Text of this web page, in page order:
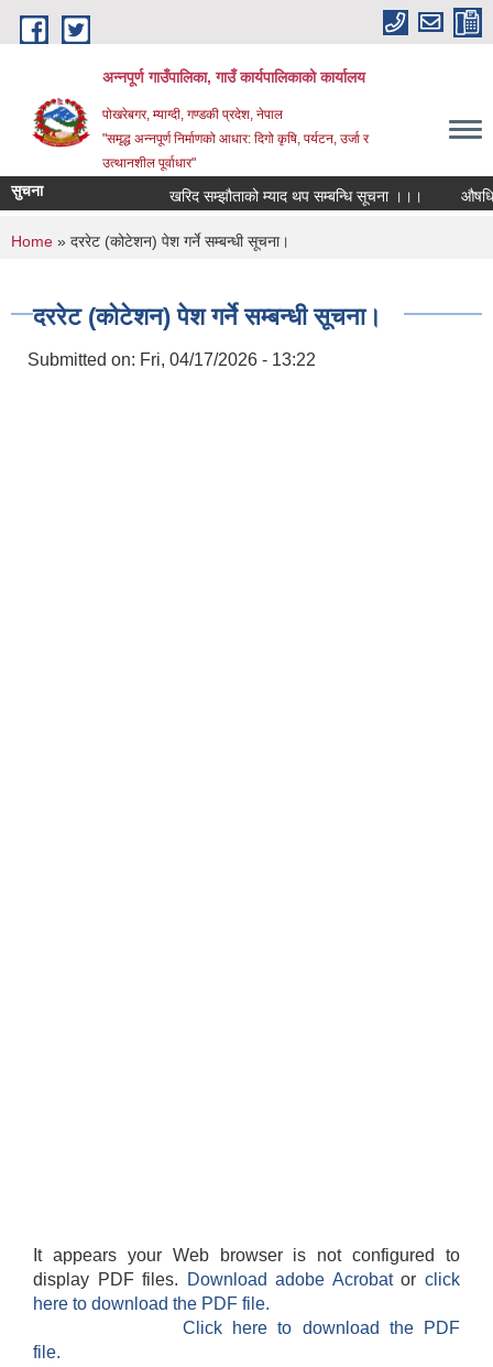
Skip to main content
अन्‍नपूर्ण गाउँपालिका, गाउँ कार्यपालिकाको कार्यालय
पोखरेबगर, म्याग्दी, गण्डकी प्रदेश, नेपाल
"समृद्ध अन्‍नपूर्ण निर्माणको आधार: दिगो कृषि, पर्यटन, उर्जा र
उत्थानशील पूर्वाधार"
सुचना खरिद सम्झौताको म्याद थप सम्बन्धि सूचना ।।। औषधि
You are here
Home » दररेट (कोटेशन) पेश गर्ने सम्बन्धी सूचना।
दररेट (कोटेशन) पेश गर्ने सम्बन्धी सूचना।
Submitted on: Fri, 04/17/2026 - 13:22
It appears your Web browser is not configured to
display PDF files.
Download adobe Acrobatorclick
here to download the PDF file.
Click here to download the PDF
file.